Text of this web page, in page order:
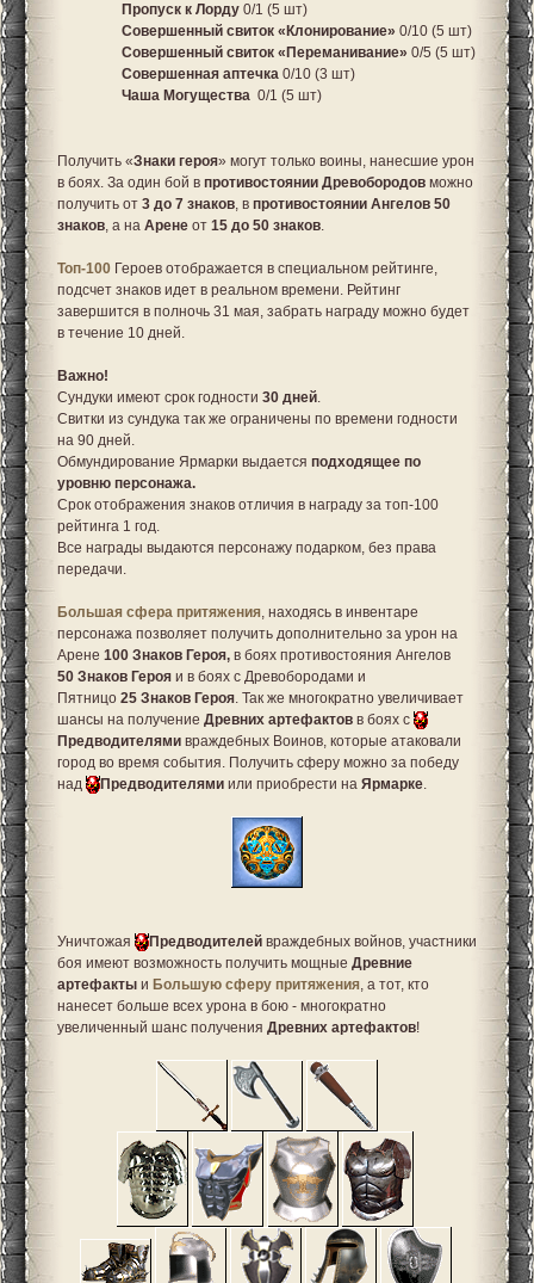
Пропуск к Лорду 0/1 (5 шт)
Совершенный свиток «Клонирование» 0/10 (5 шт)
Совершенный свиток «Переманивание» 0/5 (5 шт)
Совершенная аптечка 0/10 (3 шт)
Чаша Могущества 0/1 (5 шт)
Получить «Знаки героя» могут только воины, нанесшие урон
в боях. За один бой в противостоянии Древобородов можно
получить от 3 до 7 знаков, в противостоянии Ангелов 50
знаков, а на Арене от 15 до 50 знаков.
Топ-100 Героев отображается в специальном рейтинге,
подсчет знаков идет в реальном времени. Рейтинг
завершится в полночь 31 мая, забрать награду можно будет
в течение 10 дней.
Важно!
Сундуки имеют срок годности 30 дней.
Свитки из сундука так же ограничены по времени годности
на 90 дней.
Обмундирование Ярмарки выдается подходящее по
уровню персонажа.
Срок отображения знаков отличия в награду за топ-100
рейтинга 1 год.
Все награды выдаются персонажу подарком, без права
передачи.
Большая сфера притяжения, находясь в инвентаре
персонажа позволяет получить дополнительно за урон на
Арене 100 Знаков Героя, в боях противостояния Ангелов
50 Знаков Героя и в боях с Древобородами и
Пятницо 25 Знаков Героя. Так же многократно увеличивает
шансы на получение Древних артефактов в боях с
Предводителями враждебных Воинов, которые атаковали
город во время события. Получить сферу можно за победу
над
Предводителями или приобрести на Ярмарке.
Уничтожая Предводителей враждебных войнов, участники
боя имеют возможность получить мощные Древние
артефакты и Большую сферу притяжения, а тот, кто
нанесет больше всех урона в бою - многократно
увеличенный шанс получения Древних артефактов!